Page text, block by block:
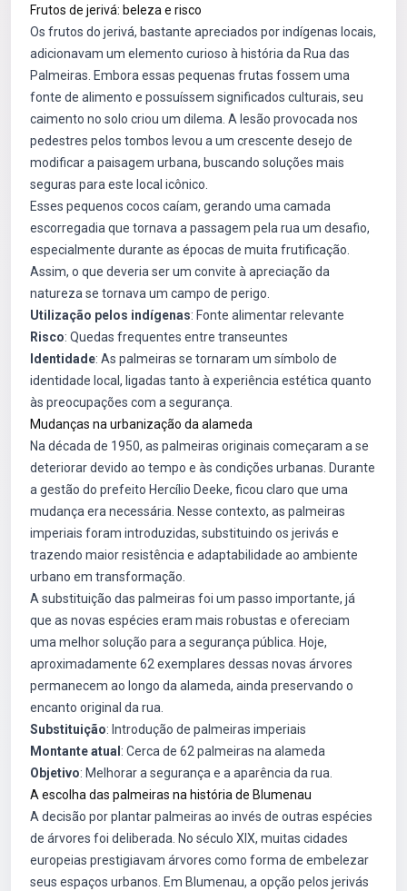
Frutos de jerivá: beleza e risco
Os frutos do jerivá, bastante apreciados por indígenas locais,
adicionavam um elemento curioso à história da Rua das
Palmeiras. Embora essas pequenas frutas fossem uma
fonte de alimento e possuíssem significados culturais, seu
caimento no solo criou um dilema. A lesão provocada nos
pedestres pelos tombos levou a um crescente desejo de
modificar a paisagem urbana, buscando soluções mais
seguras para este local icônico.
Esses pequenos cocos caíam, gerando uma camada
escorregadia que tornava a passagem pela rua um desafio,
especialmente durante as épocas de muita frutificação.
Assim, o que deveria ser um convite à apreciação da
natureza se tornava um campo de perigo.
Utilização pelos indígenas: Fonte alimentar relevante
Risco: Quedas frequentes entre transeuntes
Identidade: As palmeiras se tornaram um símbolo de
identidade local, ligadas tanto à experiência estética quanto
às preocupações com a segurança.
Mudanças na urbanização da alameda
Na década de 1950, as palmeiras originais começaram a se
deteriorar devido ao tempo e às condições urbanas. Durante
a gestão do prefeito Hercílio Deeke, ficou claro que uma
mudança era necessária. Nesse contexto, as palmeiras
imperiais foram introduzidas, substituindo os jerivás e
trazendo maior resistência e adaptabilidade ao ambiente
urbano em transformação.
A substituição das palmeiras foi um passo importante, já
que as novas espécies eram mais robustas e ofereciam
uma melhor solução para a segurança pública. Hoje,
aproximadamente 62 exemplares dessas novas árvores
permanecem ao longo da alameda, ainda preservando o
encanto original da rua.
Substituição: Introdução de palmeiras imperiais
Montante atual : Cerca de 62 palmeiras na alameda
Objetivo: Melhorar a segurança e a aparência da rua.
A escolha das palmeiras na história de Blumenau
A decisão por plantar palmeiras ao invés de outras espécies
de árvores foi deliberada. No século XIX, muitas cidades
europeias prestigiavam árvores como forma de embelezar
seus espaços urbanos. Em Blumenau, a opção pelos jerivás